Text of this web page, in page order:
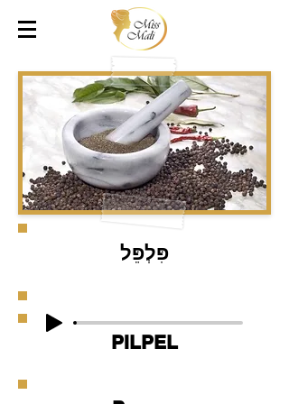
פִּלְפֵּל
PILPEL